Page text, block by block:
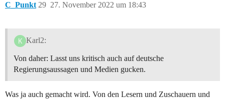
C_Punkt 27. November 2022 um 18:43
29
Karl2:
Von daher: Lasst uns kritisch auch auf deutsche
Regierungsaussagen und Medien gucken.
Was ja auch gemacht wird. Von den Lesern und Zuschauern und